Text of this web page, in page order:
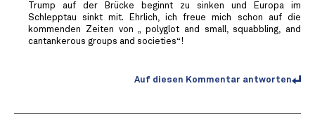
Trump auf der Brücke beginnt zu sinken und Europa im
Schlepptau sinkt mit. Ehrlich, ich freue mich schon auf die
kommenden Zeiten von „ polyglot and small, squabbling, and
cantankerous groups and societies“!
Auf diesen Kommentar antworten